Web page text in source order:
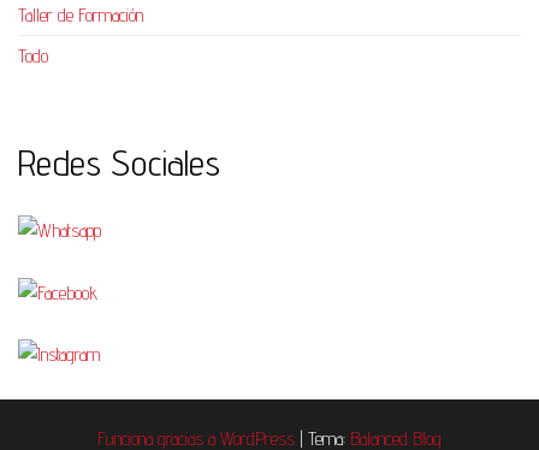
Taller de Formación
Todo
Redes Sociales
Funciona gracias a WordPress Tema: Balanced Blog